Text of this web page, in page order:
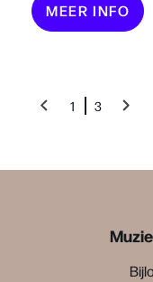
MEER INFO
1 3